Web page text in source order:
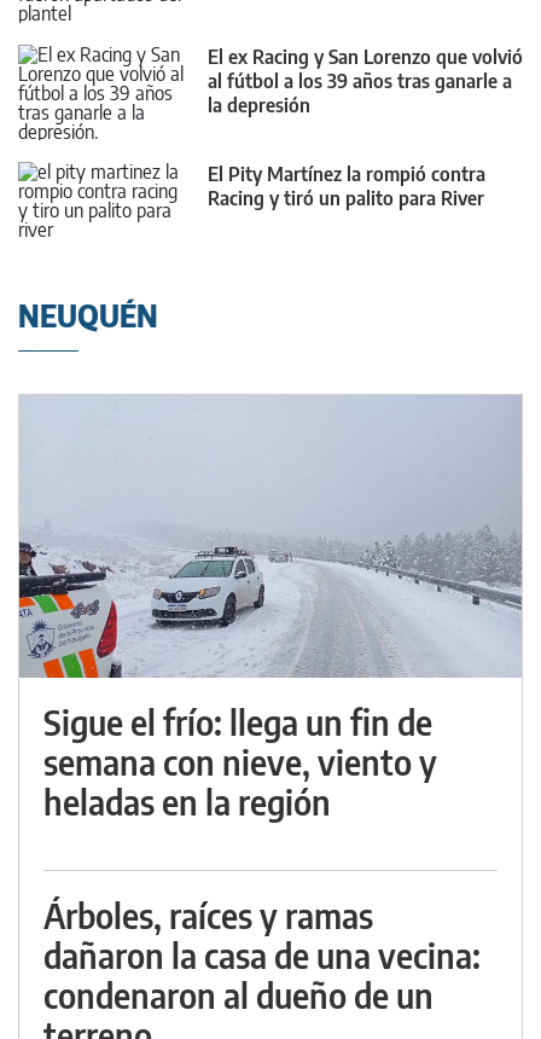
El ex Racing y San Lorenzo que volvió
al fútbol a los 39 años tras ganarle a
la depresión
El Pity Martínez la rompió contra
Racing y tiró un palito para River
NEUQUÉN
Sigue el frío: llega un fin de
semana con nieve, viento y
heladas en la región
Árboles, raíces y ramas
dañaron la casa de una vecina:
condenaron al dueño de un